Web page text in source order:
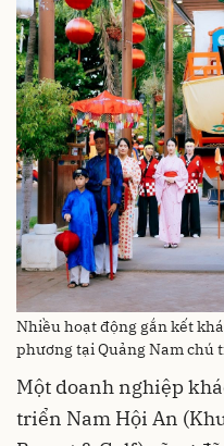
Nhiều hoạt động gắn kết
phương tại Quảng Nam chú
Một doanh nghiệp
triển Nam Hội An